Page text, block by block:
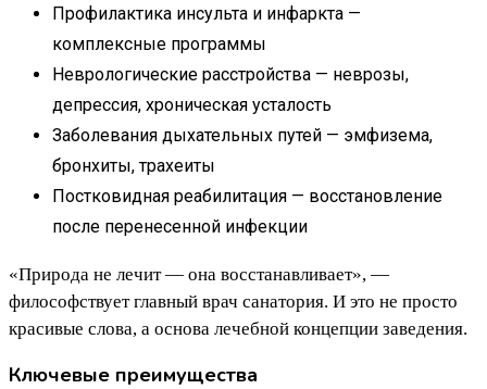
Профилактика инсульта и инфаркта —
комплексные программы
Неврологические расстройства — неврозы,
депрессия, хроническая усталость
Заболевания дыхательных путей — эмфизема,
бронхиты, трахеиты
Постковидная реабилитация — восстановление
после перенесенной инфекции
«Природа не лечит — она восстанавливает», —
философствует главный врач санатория. И это не просто
красивые слова, а основа лечебной концепции заведения.
Ключевые преимущества